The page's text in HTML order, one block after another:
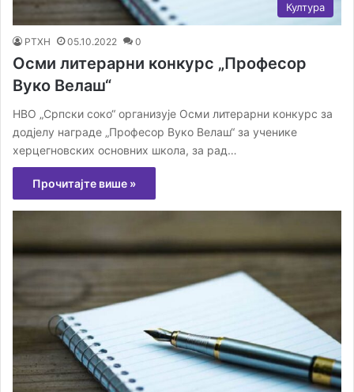
Култура
РТХН 05.10.2022 0
Осми литерарни конкурс „Професор
Вуко Велаш“
НВО „Српски соко“ организује Осми литерарни конкурс за
додјелу награде „Професор Вуко Велаш“ за ученике
херцегновских основних школа, за рад…
Прочитајте више »